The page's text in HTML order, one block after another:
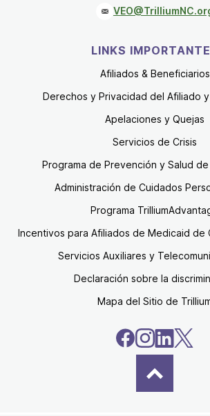
LINKS
Afiliados & Beneficiarios
Derechos y Privacidad del Afiliado
Apelaciones y Quejas
Servicios de Crisis
Programa de Prevención y Salud
Administración de Cuidados
Programa
Incentivos para Afiliados de Medicaid de
Servicios Auxiliares y
Declaración sobre la
Mapa del Sitio de